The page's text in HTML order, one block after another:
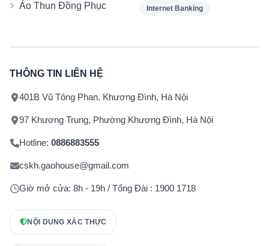
Áo Thun Đồng Phục
Internet Banking
THÔNG TIN LIÊN HỆ
401B Vũ Tông Phan, Khương Đình, Hà Nội
97 Khương Trung, Phường Khương Đình, Hà Nội
Hotline: 0886883555
cskh.gaohouse@gmail.com
Giờ mở cửa: 8h - 19h / Tổng Đài : 1900 1718
NỘI DUNG XÁC THỰC